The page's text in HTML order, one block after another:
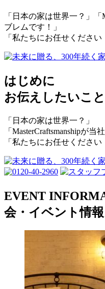
「日本の家は世界一？」「
ブレムです！」
「私たちにお任せください
はじめに
お伝えしたいこと
「日本の家は世界一？」
「MasterCraftsmanshipが当
「私たちにお任せください
EVENT
会・イベント情報